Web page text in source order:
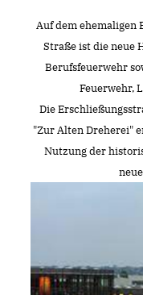
Auf dem ehemaligen
Straße ist die neue
Berufsfeuerwehr
Feuerwehr,
Die
"Zur Alten Dreherei"
Nutzung der